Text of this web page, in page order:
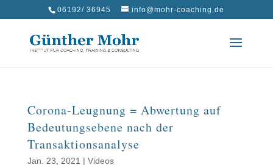
06192/ 36945 info@mohr-coaching.de
Corona-Leugnung = Abwertung auf
Bedeutungsebene nach der
Transaktionsanalyse
Jan. 23, 2021 | Videos